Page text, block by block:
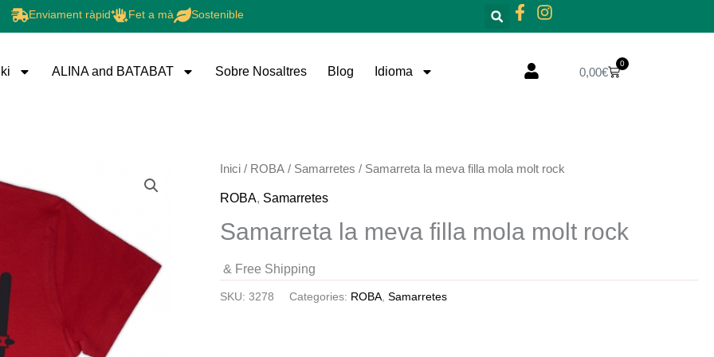
Enviament ràpid Fet a mà Sostenible
ALINA and BATABAT Sobre Nosaltres Blog Idioma 0,00€
0
Cistella
Inici / ROBA / Samarretes / Samarreta la meva filla mola molt rock
ROBA, Samarretes
Samarreta la meva filla mola molt rock
& Free Shipping
SKU:3278 Categories: ROBA,Samarretes